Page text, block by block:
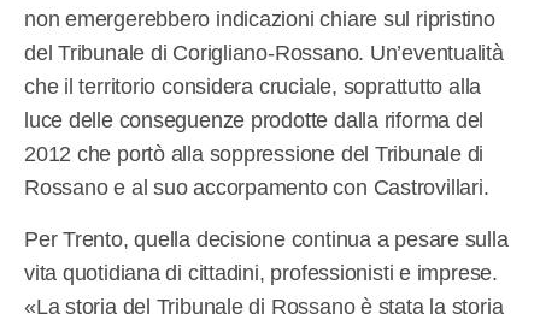
non emergerebbero indicazioni chiare sul ripristino
del Tribunale di Corigliano-Rossano. Un’eventualità
che il territorio considera cruciale, soprattutto alla
luce delle conseguenze prodotte dalla riforma del
2012 che portò alla soppressione del Tribunale di
Rossano e al suo accorpamento con Castrovillari.
Per Trento, quella decisione continua a pesare sulla
vita quotidiana di cittadini, professionisti e imprese.
«La storia del Tribunale di Rossano è stata la storia